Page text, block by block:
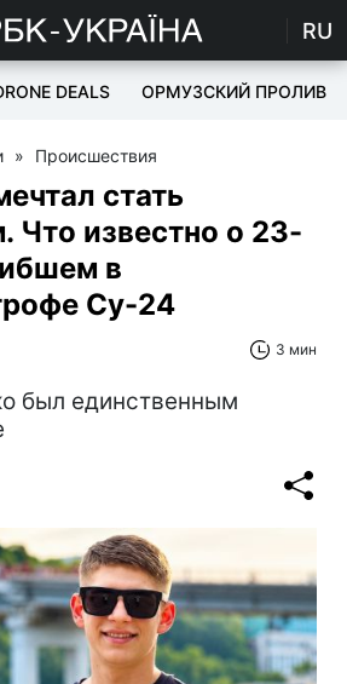
RU
DEALS ОРМУЗСКИЙ ПРОЛИВ
» Происшествия
стать
Что известно о 23-
в
Су-24
3 мин
был единственным